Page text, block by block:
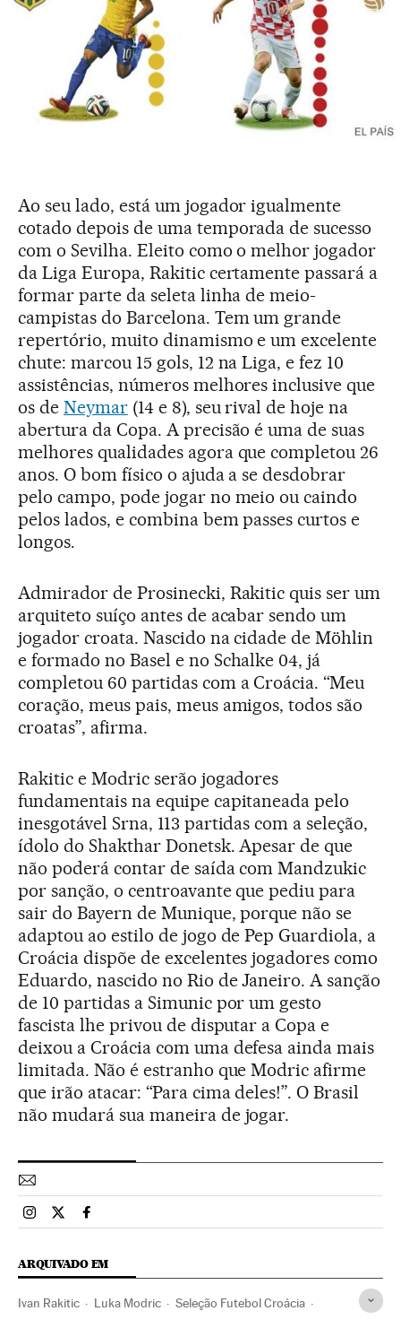
Ao seu lado, está um jogador igualmente
cotado depois de uma temporada de sucesso
com o Sevilha. Eleito como o melhor jogador
da Liga Europa, Rakitic certamente passará a
formar parte da seleta linha de meio-
campistas do Barcelona. Tem um grande
repertório, muito dinamismo e um excelente
chute: marcou 15 gols, 12 na Liga, e fez 10
assistências, números melhores inclusive que
os de Neymar(14 e 8), seu rival de hoje na
abertura da Copa. A precisão é uma de suas
melhores qualidades agora que completou 26
anos. O bom físico o ajuda a se desdobrar
pelo campo, pode jogar no meio ou caindo
pelos lados, e combina bem passes curtos e
longos.
Admirador de Prosinecki, Rakitic quis ser um
arquiteto suíço antes de acabar sendo um
jogador croata. Nascido na cidade de Möhlin
e formado no Basel e no Schalke 04, já
completou 60 partidas com a Croácia. “Meu
coração, meus pais, meus amigos, todos são
croatas”, afirma.
Rakitic e Modric serão jogadores
fundamentais na equipe capitaneada pelo
inesgotável Srna, 113 partidas com a seleção,
ídolo do Shakthar Donetsk. Apesar de que
não poderá contar de saída com Mandzukic
por sanção, o centroavante que pediu para
sair do Bayern de Munique, porque não se
adaptou ao estilo de jogo de Pep Guardiola, a
Croácia dispõe de excelentes jogadores como
Eduardo, nascido no Rio de Janeiro. A sanção
de 10 partidas a Simunic por um gesto
fascista lhe privou de disputar a Copa e
deixou a Croácia com uma defesa ainda mais
limitada. Não é estranho que Modric afirme
que irão atacar: “Para cima deles!”. O Brasil
não mudará sua maneira de jogar.
Esportes El País Brasil en Instagram
Esportes El País Brasil en Twitter
Esportes El País Brasil en Facebook
ARQUIVADO EM
Ivan Rakitic Luka Modric Seleção Futebol Croácia